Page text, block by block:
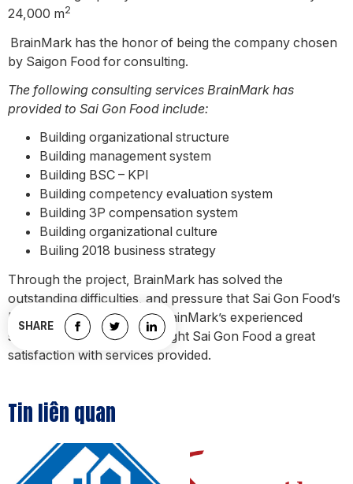
24,000 m2
BrainMark has the honor of being the company chosen
by Saigon Food for consulting.
The following consulting services BrainMark has
provided to Sai Gon Food include:
Building organizational structure
Building management system
Building BSC – KPI
Building competency evaluation system
Building 3P compensation system
Building organizational culture
Builing 2018 business strategy
Through the project, BrainMark has solved the
outstanding difficulties, and pressure that Sai Gon Food’s
BODs encountered. With BrainMark’s experienced
specialists, we already brought Sai Gon Food a great
satisfaction with services provided.
SHARE
Tin liên quan